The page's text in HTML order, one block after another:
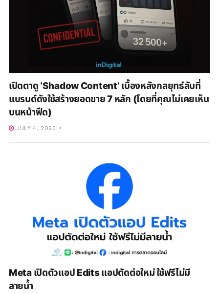
เปิดตาดู ‘Shadow Content’ เบื้องหลังกลยุทธ์ลับที่
แบรนด์ดังใช้สร้างยอดขาย 7 หลัก (โดยที่คุณไม่เคยเห็น
บนหน้าฟีด)
JULY 4, 2025
Meta เปิดตัวแอป Edits แอปตัดต่อใหม่ ใช้ฟรีไม่มี
ลายน้ำ